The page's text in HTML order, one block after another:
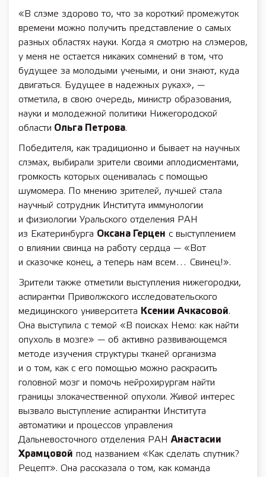
«В слэме здорово то, что за короткий промежуток
времени можно получить представление о самых
разных областях науки. Когда я смотрю на слэмеров,
у меня не остается никаких сомнений в том, что
будущее за молодыми учеными, и они знают, куда
двигаться. Будущее в надежных руках», —
отметила, в свою очередь, министр образования,
науки и молодежной политики Нижегородской
области Ольга Петрова.
Победителя, как традиционно и бывает на научных
слэмах, выбирали зрители своими аплодисментами,
громкость которых оценивалась с помощью
шумомера. По мнению зрителей, лучшей стала
научный сотрудник Института иммунологии
и физиологии Уральского отделения РАН
из Екатеринбурга Оксана Герцен с выступлением
о влиянии свинца на работу сердца — «Вот
и сказочке конец, а теперь нам всем… Свинец!».
Зрители также отметили выступления нижегородки,
аспирантки Приволжского исследовательского
медицинского университета Ксении Ачкасовой.
Она выступила с темой «В поисках Немо: как найти
опухоль в мозге» — об активно развивающемся
методе изучения структуры тканей организма
и о том, как с его помощью можно раскрасить
головной мозг и помочь нейрохирургам найти
границы злокачественной опухоли. Живой интерес
вызвало выступление аспирантки Института
автоматики и процессов управления
Дальневосточного отделения РАНАнастасии
Храмцовой под названием «Как сделать спутник?
Рецепт». Она рассказала о том, как команда